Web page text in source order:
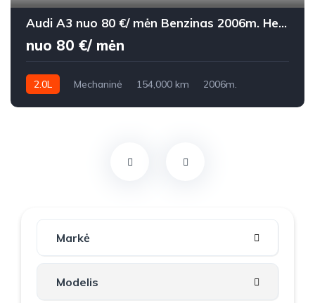
Audi A3 nuo 80 €/ mėn Benzinas 2006m. Hečbekas Mechaninė
nuo 80 €/ mėn
2.0L Mechaninė 154,000 km 2006m.